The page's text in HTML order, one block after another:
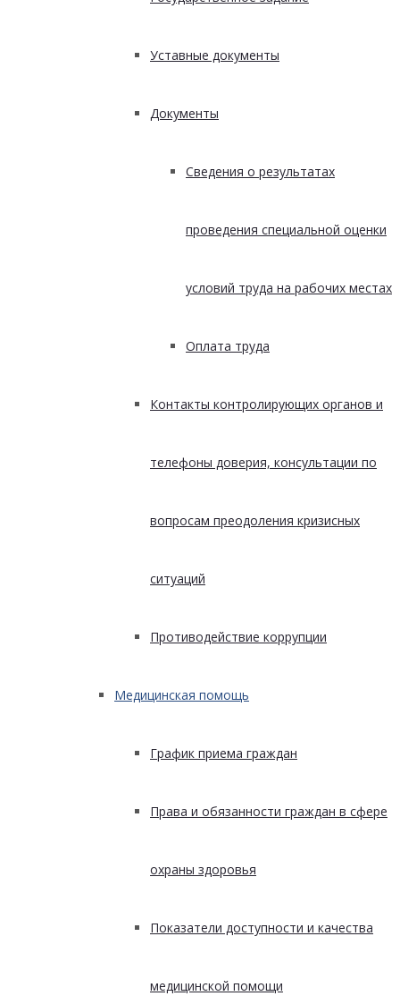
Уставные документы
Документы
Сведения о результатах
проведения специальной оценки
условий труда на рабочих местах
Оплата труда
Контакты контролирующих органов и
телефоны доверия, консультации по
вопросам преодоления кризисных
ситуаций
Противодействие коррупции
Медицинская помощь
График приема граждан
Права и обязанности граждан в сфере
охраны здоровья
Показатели доступности и качества
медицинской помощи